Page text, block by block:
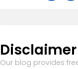
Disclaimer
Our blog provides